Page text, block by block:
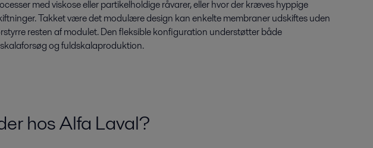
med viskose eller partikelholdige råvarer, eller hvor der kræves hyppige
Takket være det modulære design kan enkelte membraner udskiftes uden
resten af modulet. Den fleksible konfiguration understøtter både
og fuldskalaproduktion.
hos Alfa Laval?